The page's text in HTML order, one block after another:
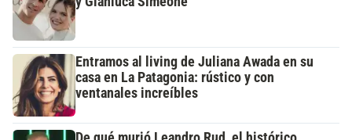
Entramos al living de Juliana Awada en su
casa en La Patagonia: rústico y con
ventanales increíbles